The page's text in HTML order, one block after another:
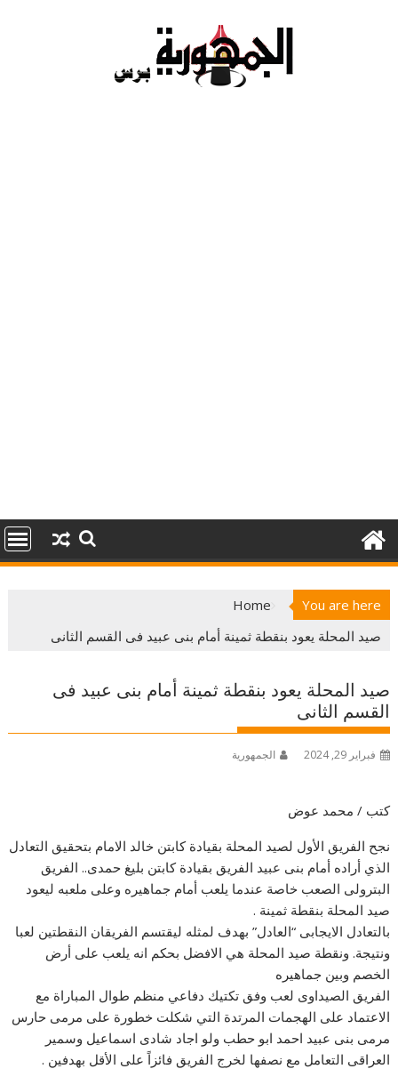
You are here
Home
صيد المحلة يعود بنقطة ثمينة أمام بنى عبيد فى القسم الثانى
صيد المحلة يعود بنقطة ثمينة أمام بنى عبيد فى
القسم الثانى
فبراير 29, 2024 الجمهورية
كتب / محمد عوض
نجح الفريق الأول لصيد المحلة بقيادة كابتن خالد الامام بتحقيق التعادل
الذي أراده أمام بنى عبيد الفريق بقيادة كابتن بليغ حمدى.. الفريق
البترولى الصعب خاصة عندما يلعب أمام جماهيره وعلى ملعبه ليعود
صيد المحلة بنقطة ثمينة .
بالتعادل الايجابى “العادل” بهدف لمثله ليقتسم الفريقان النقطتين لعبا
ونتيجة. ونقطة صيد المحلة هي الافضل بحكم انه يلعب على أرض
الخصم وبين جماهيره
الفريق الصيداوى لعب وفق تكتيك دفاعي منظم طوال المباراة مع
الاعتماد على الهجمات المرتدة التي شكلت خطورة على مرمى حارس
مرمى بنى عبيد احمد ابو حطب ولو اجاد شادى اسماعيل وسمير
العراقى التعامل مع نصفها لخرج الفريق فائزاً على الأقل بهدفين .